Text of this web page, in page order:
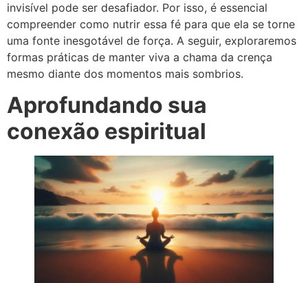
invisível pode ser desafiador. Por isso, é essencial
compreender como nutrir essa fé para que ela se torne
uma fonte inesgotável de força. A seguir, exploraremos
formas práticas de manter viva a chama da crença
mesmo diante dos momentos mais sombrios.
Aprofundando sua
conexão espiritual